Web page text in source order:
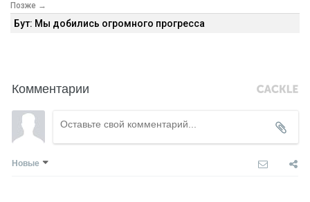
Позже →
Бут: Мы добились огромного прогресса
Комментарии
Новые